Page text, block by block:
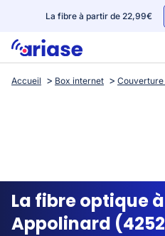
La fibre à partir de 22,99€
Box internet
Streaming
Accueil Box internet
La fibre optique
Appolinard